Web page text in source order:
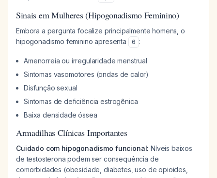
Sinais em Mulheres (Hipogonadismo Feminino)
Embora a pergunta focalize principalmente homens, o
hipogonadismo feminino apresenta
6 :
Amenorreia ou irregularidade menstrual
Sintomas vasomotores (ondas de calor)
Disfunção sexual
Sintomas de deficiência estrogênica
Baixa densidade óssea
Armadilhas Clínicas Importantes
Cuidado com hipogonadismo funcional: Níveis baixos
de testosterona podem ser consequência de
comorbidades (obesidade, diabetes, uso de opioides,